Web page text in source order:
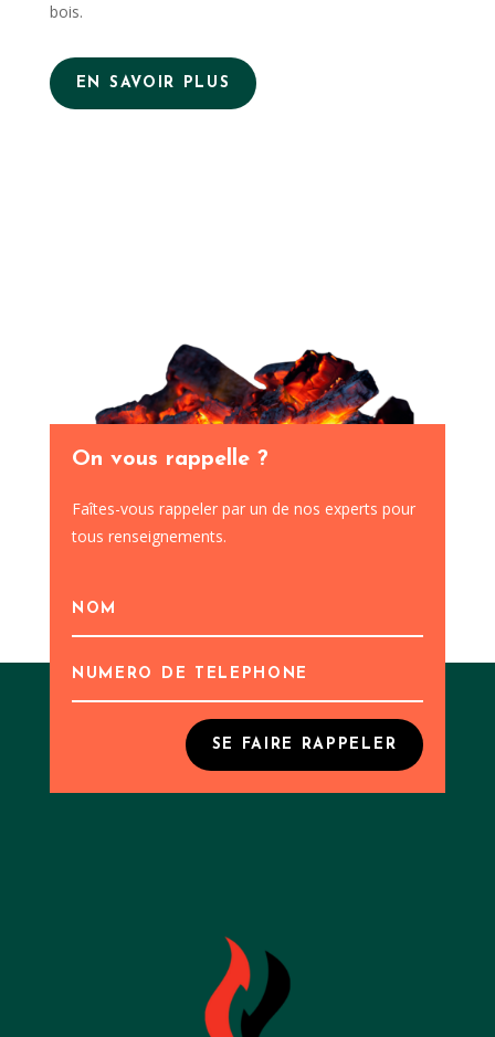
bois.
EN SAVOIR PLUS
On vous rappelle ?
Faîtes-vous rappeler par un de nos experts pour
tous renseignements.
SE FAIRE RAPPELER